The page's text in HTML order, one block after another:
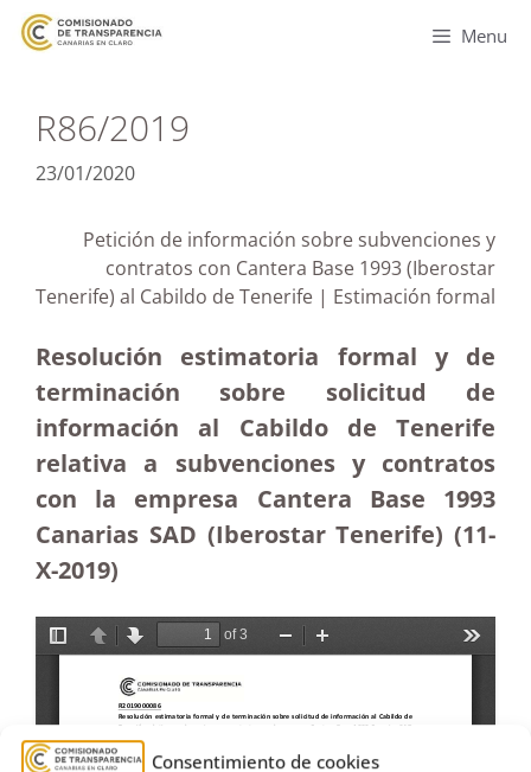
Consentimiento de cookies
Menu
R86/2019
23/01/2020
Petición de información sobre subvenciones y
contratos con Cantera Base 1993 (Iberostar
Tenerife) al Cabildo de Tenerife | Estimación formal
Resolución estimatoria formal y de
terminación sobre solicitud de
información al Cabildo de Tenerife
relativa a subvenciones y contratos
con la empresa Cantera Base 1993
Canarias SAD (Iberostar Tenerife) (11-
X-2019)